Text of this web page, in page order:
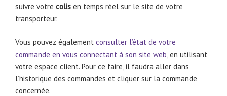
suivre votre colis en temps réel sur le site de votre
transporteur.
Vous pouvez également consulter l’état de votre
commande en vous connectant à son site web , en utilisant
votre espace client. Pour ce faire, il faudra aller dans
l’historique des commandes et cliquer sur la commande
concernée.